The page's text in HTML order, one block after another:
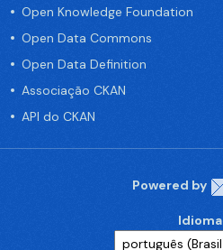
Open Knowledge Foundation
Open Data Commons
Open Data Definition
Associação CKAN
API do CKAN
Powered by
Idioma